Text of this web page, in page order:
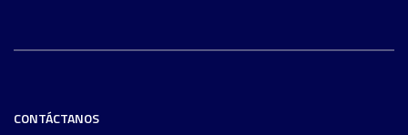
CONTÁCTANOS